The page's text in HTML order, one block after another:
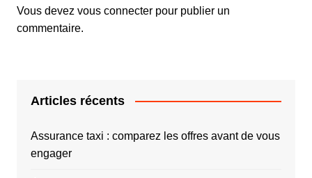
Vous devez vous connecterpour publier un
commentaire.
Articles récents
Assurance taxi : comparez les offres avant de vous
engager